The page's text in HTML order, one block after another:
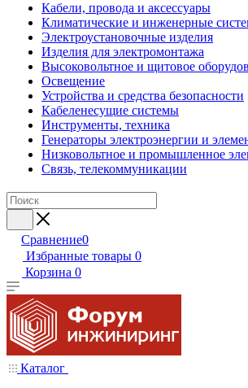
Кабели, провода и аксессуары
Климатические и инженерные
Электроустановочные изделия
Изделия для электромонтажа
Высоковольтное и щитовое
Освещение
Устройства и средства безопасности
Кабеленесущие системы
Инструменты, техника
Генераторы электроэнергии и
Низковольтное и промышленное
Связь, телекоммуникации
Сравнение0
Избранные товары 0
Корзина 0
Каталог